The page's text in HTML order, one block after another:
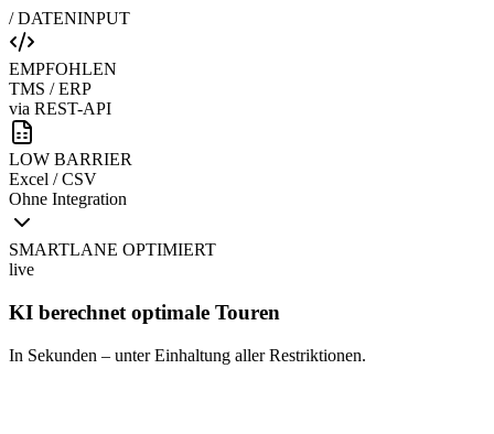
/ DATENINPUT
EMPFOHLEN
TMS / ERP
via REST-API
LOW BARRIER
Excel / CSV
Ohne Integration
SMARTLANE OPTIMIERT
live
KI berechnet optimale Touren
In Sekunden – unter Einhaltung aller Restriktionen.